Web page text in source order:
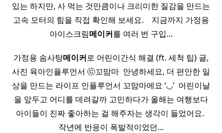
있는 하지만, 사 먹는 것만큼이나 크리미한 질감을 만드는
고속 모터의 힘을 직접 확인해 보세요. ​ ​ ​ 지금까지 가정용
아이스크림메이커를 여러 번 구입…
가정용 솜사탕메이커로 어린이간식 해결 (ft. 세척 팁) 글,
사진 육아인플루언서 ⓒ꼬맘마 ​ 안녕하세요, 더 편안한 일
상을 만드는 라이프 인플루언서 꼬맘마에요 ‘◡’ ​ 어린이날
을 앞두고 어디를 데려갈까 고민하다가 올해는 여행보다
아이들이 진짜 좋아하는 걸 해주자는 생각이 들었어요. ​
작년에 반응이 폭발적이었던…